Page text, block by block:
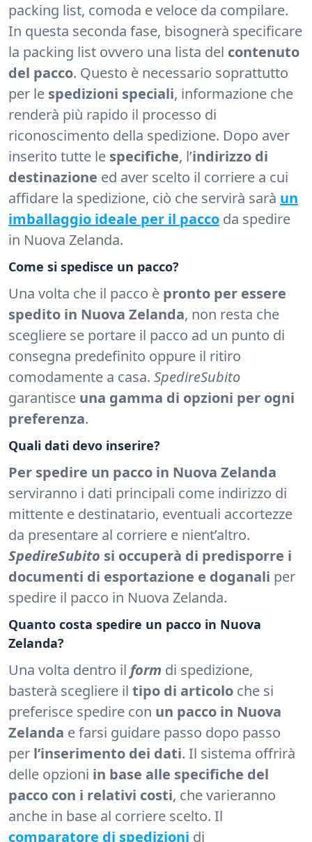
packing list, comoda e veloce da compilare.
In questa seconda fase, bisognerà specificare
la packing list ovvero una lista del contenuto
del pacco. Questo è necessario soprattutto
per le spedizioni speciali, informazione che
renderà più rapido il processo di
riconoscimento della spedizione. Dopo aver
inserito tutte le specifiche, l’indirizzo di
destinazione ed aver scelto il corriere a cui
affidare la spedizione, ciò che servirà sarà un
imballaggio ideale per il pacco da spedire
in Nuova Zelanda.
Come si spedisce un pacco?
Una volta che il pacco è pronto per essere
spedito in Nuova Zelanda, non resta che
scegliere se portare il pacco ad un punto di
consegna predefinito oppure il ritiro
comodamente a casa. SpedireSubito
garantisce una gamma di opzioni per ogni
preferenza.
Quali dati devo inserire?
Per spedire un pacco in Nuova Zelanda
serviranno i dati principali come indirizzo di
mittente e destinatario, eventuali accortezze
da presentare al corriere e nient’altro.
SpedireSubito si occuperà di predisporre i
documenti di esportazione e doganali per
spedire il pacco in Nuova Zelanda.
Quanto costa spedire un pacco in Nuova
Zelanda?
Una volta dentro il form di spedizione,
basterà scegliere il tipo di articolo che si
preferisce spedire con un pacco in Nuova
Zelanda e farsi guidare passo dopo passo
per l’inserimento dei dati. Il sistema offrirà
delle opzioni in base alle specifiche del
pacco con i relativi costi, che varieranno
anche in base al corriere scelto. Il
comparatore di spedizioni di